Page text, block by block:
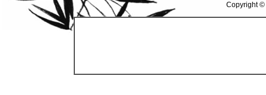
Copyright ©